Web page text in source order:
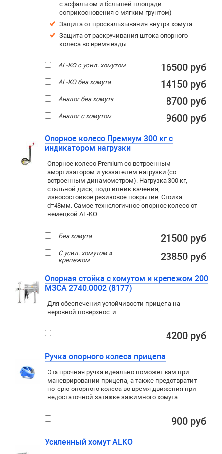
с асфальтом и большей площади
соприкосновения с мягким грунтом)
Защита от проскальзывания внутри хомута
Защита от раскручивания штока опорного
колеса во время езды
AL-KO с усил. хомутом 16500 руб
AL-KO без хомута 14150 руб
Аналог без хомута 8700 руб
Аналог с хомутом 9600 руб
Опорное колесо Премиум 300 кг с
индикатором нагрузки
Опорное колесо Premium со встроенным
амортизатором и указателем нагрузки (со
встроенным динамометром). Нагрузка 300 кг,
стальной диск, подшипник качения,
износостойкое резиновое покрытие. Стойка
d=48мм. Самое технологичное опорное колесо от
немецкой AL-KO.
Без хомута 21500 руб
С усил. хомутом и
крепежом
23850 руб
Опорная стойка с хомутом и крепежом 200
МЗСА 2740.0002 (8177)
Для обеспечения устойчивости прицепа на
неровной поверхности.
4200 руб
Ручка опорного колеса прицепа
Эта прочная ручка идеально поможет вам при
маневрировании прицепа, а также предотвратит
потерю опорного колеса во время движения при
недостаточной затяжке зажимного хомута.
900 руб
Усиленный хомут ALKO